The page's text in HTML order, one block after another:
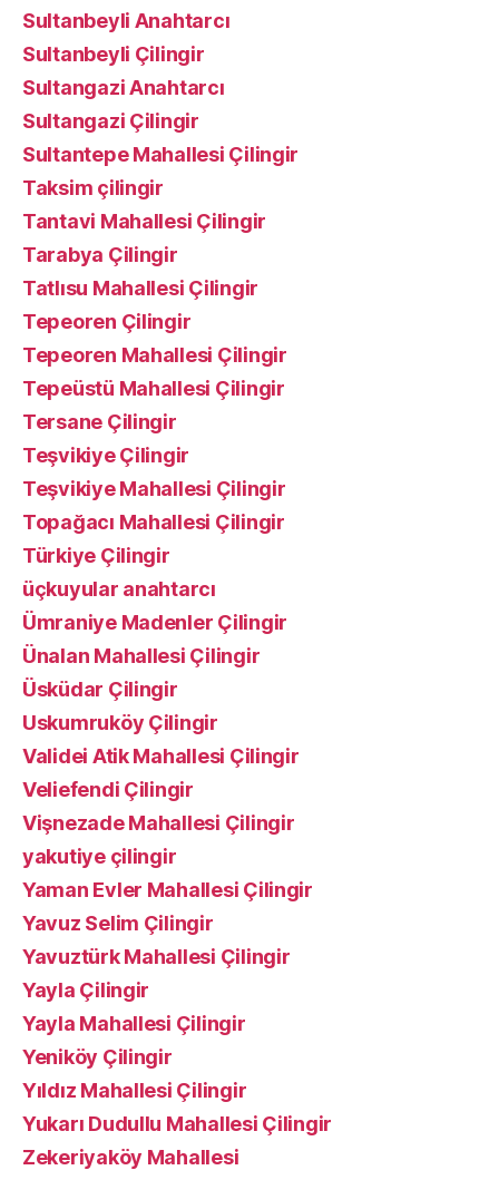
Sultanbeyli Anahtarcı
Sultanbeyli Çilingir
Sultangazi Anahtarcı
Sultangazi Çilingir
Sultantepe Mahallesi Çilingir
Taksim çilingir
Tantavi Mahallesi Çilingir
Tarabya Çilingir
Tatlısu Mahallesi Çilingir
Tepeoren Çilingir
Tepeoren Mahallesi Çilingir
Tepeüstü Mahallesi Çilingir
Tersane Çilingir
Teşvikiye Çilingir
Teşvikiye Mahallesi Çilingir
Topağacı Mahallesi Çilingir
Türkiye Çilingir
üçkuyular anahtarcı
Ümraniye Madenler Çilingir
Ünalan Mahallesi Çilingir
Üsküdar Çilingir
Uskumruköy Çilingir
Validei Atik Mahallesi Çilingir
Veliefendi Çilingir
Vişnezade Mahallesi Çilingir
yakutiye çilingir
Yaman Evler Mahallesi Çilingir
Yavuz Selim Çilingir
Yavuztürk Mahallesi Çilingir
Yayla Çilingir
Yayla Mahallesi Çilingir
Yeniköy Çilingir
Yıldız Mahallesi Çilingir
Yukarı Dudullu Mahallesi Çilingir
Zekeriyaköy Mahallesi